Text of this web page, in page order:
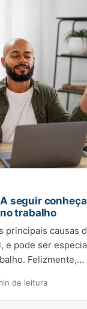
seguir
trabalho
principais causas
e pode ser
Felizmente,…
de leitura